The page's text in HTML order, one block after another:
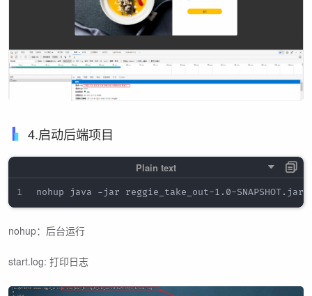
4.启动后端项目
nohup：后台运行
start.log: 打印日志